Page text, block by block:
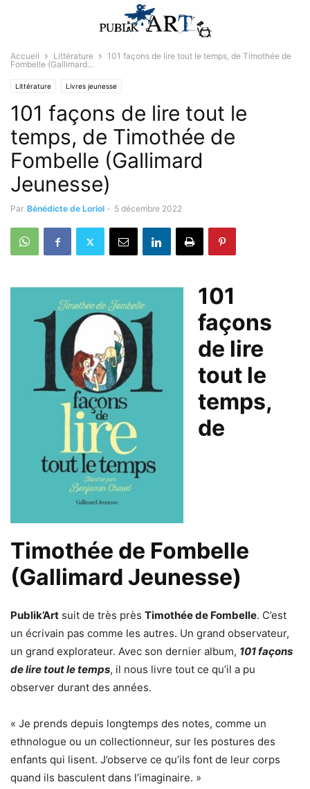
Accueil Littérature
101 façons de lire tout le temps, de Timothée de
Fombelle (Gallimard...
Littérature Livres jeunesse
101 façons de lire tout le
temps, de Timothée de
Fombelle (Gallimard
Jeunesse)
Par Bénédicte de Loriol - 5 décembre 2022
101
façons
de lire
tout le
temps,
de
Timothée de Fombelle
(Gallimard Jeunesse)
Publik’Art suit de très près Timothée de Fombelle. C’est
un écrivain pas comme les autres. Un grand observateur,
un grand explorateur. Avec son dernier album, 101 façons
de lire tout le temps, il nous livre tout ce qu’il a pu
observer durant des années.
« Je prends depuis longtemps des notes, comme un
ethnologue ou un collectionneur, sur les postures des
enfants qui lisent. J’observe ce qu’ils font de leur corps
quand ils basculent dans l’imaginaire. »